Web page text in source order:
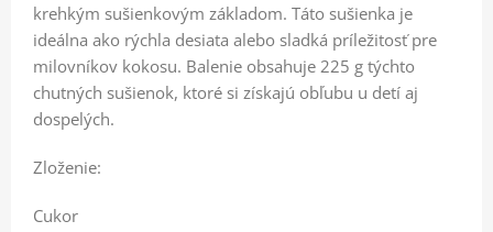
krehkým sušienkovým základom. Táto sušienka je
ideálna ako rýchla desiata alebo sladká príležitosť pre
milovníkov kokosu. Balenie obsahuje 225 g týchto
chutných sušienok, ktoré si získajú obľubu u detí aj
dospelých.
Zloženie:
Cukor